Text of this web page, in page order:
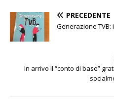
PRECEDENTE
Generazione
In arrivo il “conto di base”